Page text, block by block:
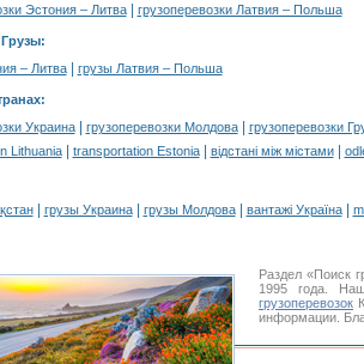
Эстония – Литва| грузоперевозки Латвия – Польша
Грузы:
– Литва| грузы Латвия – Польша
:
Украина| грузоперевозки Молдова|
грузоперевозки
Lithuania| transportation Estonia| відстані між містами|
| грузы Украина| грузы Молдова| вантажі Україна|
Раздел «Поиск
1995 года.
грузоперевозок
информации.